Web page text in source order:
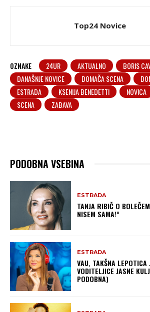
Top24 Novice
OZNAKE 24UR AKTUALNO
BORIS
DANAŠNJE NOVICE
DOMAČA SCENA
ESTRADA
KSENIJA BENEDETTI NOVICA
SCENA
ZABAVA
PODOBNA VSEBINA
ESTRADA
TANJA RIBIČ O
NISEM SAMA!”
ESTRADA
VAU, TAKŠNA LEPOTICA
VODITELJICE JASNE
PODOBNA)